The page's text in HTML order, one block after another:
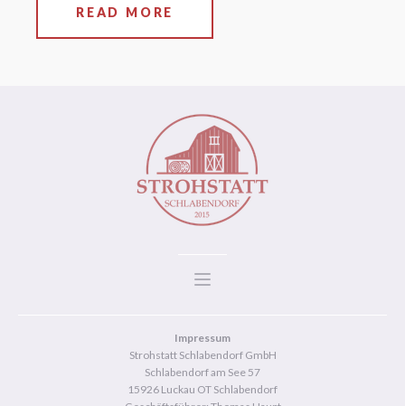
READ MORE
Impressum
Strohstatt Schlabendorf GmbH
Schlabendorf am See 57
15926 Luckau OT Schlabendorf